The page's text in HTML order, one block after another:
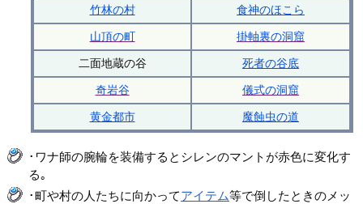
竹林の村 食神のほこら
山頂の町 掛軸裏の洞窟
二面地蔵の谷 死者の谷底
奇岩谷 儀式の洞窟
黄金都市 魔蝕虫の道
･ワナ師の腕輪を装備するとシレンのマントが赤色に変化す
る｡
･町や村の人たちに向かってアイテム等で倒したときのメッ